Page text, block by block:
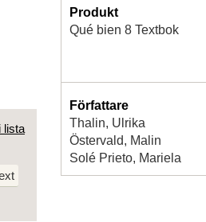
lista
Produkt
Qué bien 8 Textbok
Författare
Thalin, Ulrika
Östervald, Malin
Solé Prieto, Mariela